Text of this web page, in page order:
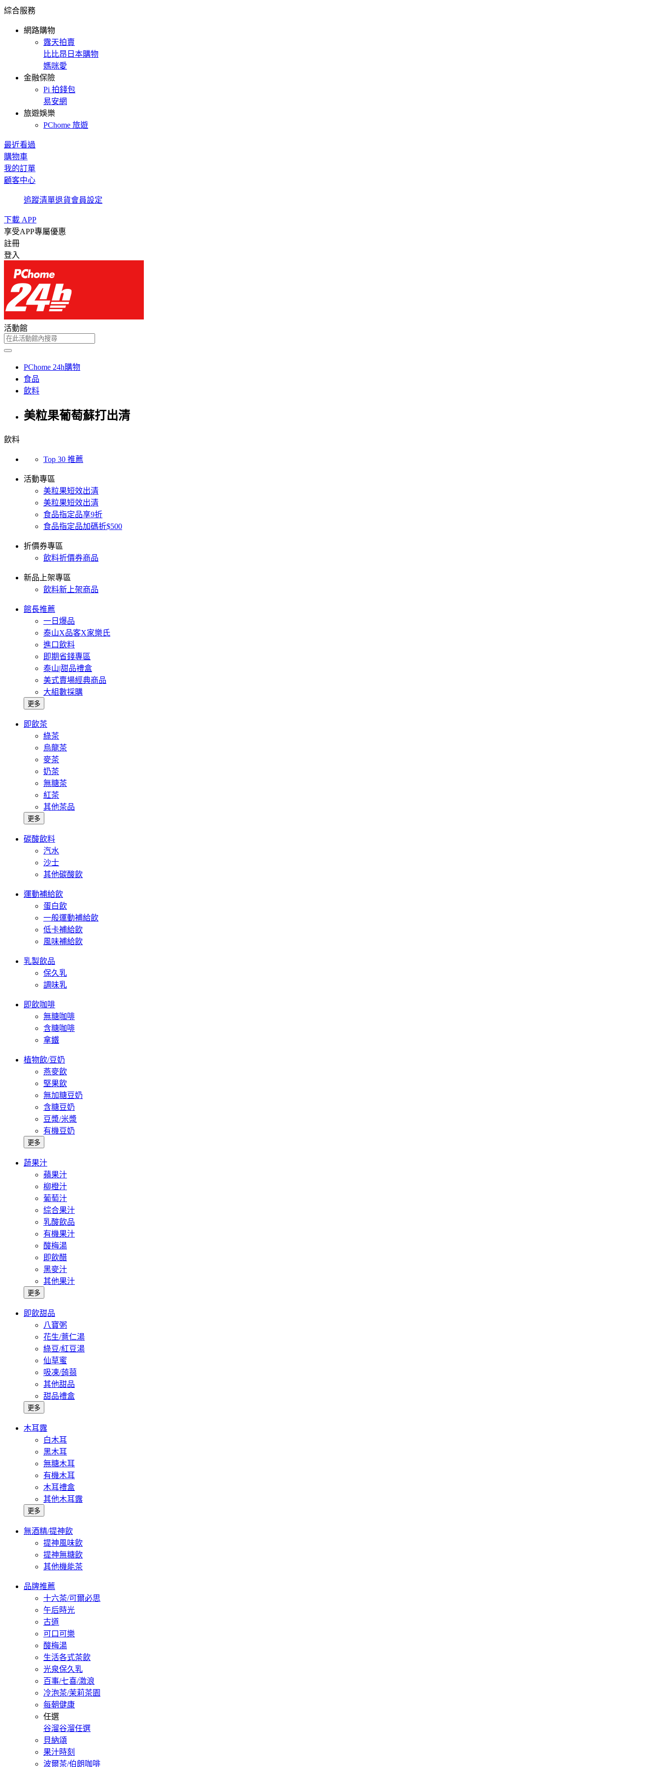
綜合服務
網路購物
露天拍賣
比比昂日本購物
媽咪愛
金融保險
Pi 拍錢包
易安網
旅遊娛樂
PChome 旅遊
最近看過
購物車
我的訂單
顧客中心
追蹤清單退貨會員設定
下載 APP
享受APP專屬優惠
註冊
登入
活動館
PChome 24h購物
食品
飲料
美粒果葡萄蘇打出清
飲料
Top 30 推薦
活動專區
美粒果短效出清
美粒果短效出清
食品指定品享9折
食品指定品加碼折$500
折價券專區
飲料折價券商品
新品上架專區
飲料新上架商品
館長推薦
一日爆品
泰山X品客X家樂氏
進口飲料
即期省錢專區
泰山|甜品禮盒
美式賣場經典商品
大組數採購
更多
即飲茶
綠茶
烏龍茶
麥茶
奶茶
無糖茶
紅茶
其他茶品
更多
碳酸飲料
汽水
沙士
其他碳酸飲
運動補給飲
蛋白飲
一般運動補給飲
低卡補給飲
風味補給飲
乳製飲品
保久乳
調味乳
即飲咖啡
無糖咖啡
含糖咖啡
拿鐵
植物飲/豆奶
燕麥飲
堅果飲
無加糖豆奶
含糖豆奶
豆漿/米漿
有機豆奶
更多
蔬果汁
蘋果汁
柳橙汁
葡萄汁
綜合果汁
乳酸飲品
有機果汁
酸梅湯
即飲醋
黑麥汁
其他果汁
更多
即飲甜品
八寶粥
花生/薏仁湯
綠豆/紅豆湯
仙草蜜
吸凍/蒟蒻
其他甜品
甜品禮盒
更多
木耳露
白木耳
黑木耳
無糖木耳
有機木耳
木耳禮盒
其他木耳露
更多
無酒精/提神飲
提神風味飲
提神無糖飲
其他機能茶
品牌推薦
十六茶/可爾必思
午后時光
古道
可口可樂
酸梅湯
生活各式茶飲
光泉保久乳
百事/七喜/激浪
冷泡茶/茉莉茶園
每朝健康
任選
谷溜谷溜任選
貝納頌
果汁時刻
波爾茶/伯朗咖啡